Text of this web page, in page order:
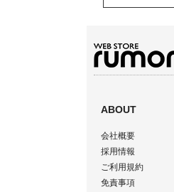
ABOUT
会社概要
採用情報
ご利用規約
免責事項